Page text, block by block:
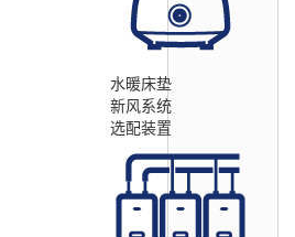
水暖床垫
新风系统
选配装置